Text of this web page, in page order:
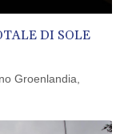
armati e militari
armati e militari
indebolire noi e
DI SOLE
Groenlandia,